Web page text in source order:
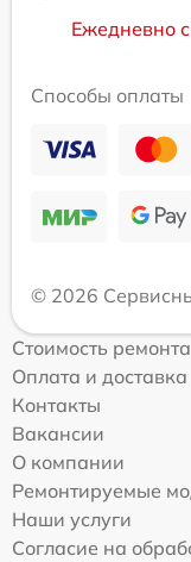
Ежедневно
Способы оплаты
© 2026
Стоимость ремонта
Оплата и доставка
Контакты
Вакансии
О компании
Ремонтируемые
Наши услуги
Согласие на